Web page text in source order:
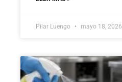
Pilar Luengo mayo 18, 2026